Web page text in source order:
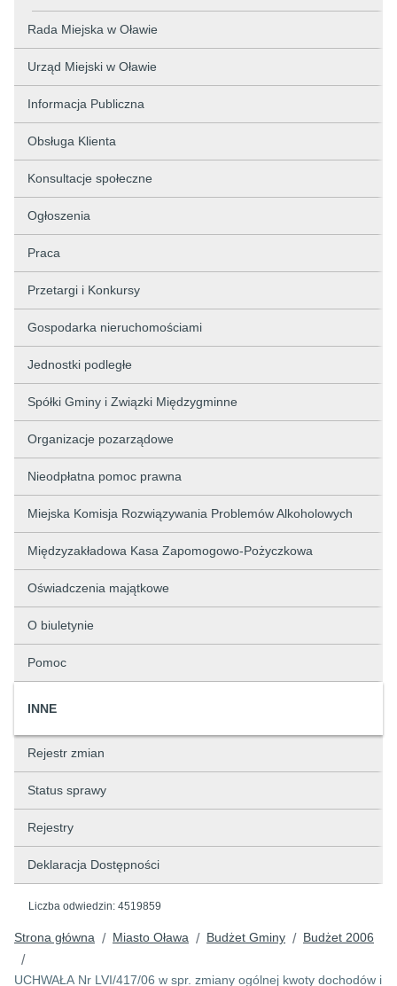
Rada Miejska w Oławie
Urząd Miejski w Oławie
Informacja Publiczna
Obsługa Klienta
Konsultacje społeczne
Ogłoszenia
Praca
Przetargi i Konkursy
Gospodarka nieruchomościami
Jednostki podległe
Spółki Gminy i Związki Międzygminne
Organizacje pozarządowe
Nieodpłatna pomoc prawna
Miejska Komisja Rozwiązywania Problemów Alkoholowych
Międzyzakładowa Kasa Zapomogowo-Pożyczkowa
Oświadczenia majątkowe
O biuletynie
Pomoc
INNE
Rejestr zmian
Status sprawy
Rejestry
Deklaracja Dostępności
Liczba odwiedzin: 4519859
Strona główna / Miasto Oława / Budżet Gminy / Budżet 2006
/
UCHWAŁA Nr LVI/417/06 w spr. zmiany ogólnej kwoty dochodów i